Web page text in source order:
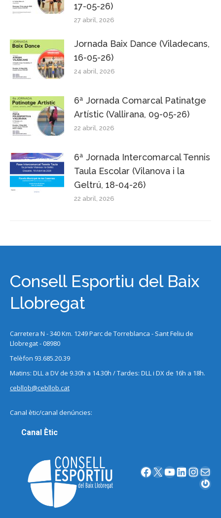
17-05-26)
27 abril, 2026
Jornada Baix Dance (Viladecans,
16-05-26)
24 abril, 2026
6ª Jornada Comarcal Patinatge
Artístic (Vallirana, 09-05-26)
22 abril, 2026
6ª Jornada Intercomarcal Tennis
Taula Escolar (Vilanova i la
Geltrú, 18-04-26)
22 abril, 2026
Consell Esportiu del Baix
Llobregat
Carretera N - 340 Km. 1249 Parc de Torreblanca - Sant Feliu de
Llobregat - 08980
Telèfon 93.685.20.39
Matins: DLL a DV de 9.30h a 14.30h / Tardes: DLL i DX de 16h a 18h.
cebllob@cebllob.cat
Canal ètic/canal denúncies:
Canal Ètic
Facebook X YouTube LinkedIn InstagramCorreu electrònic
Gravatar